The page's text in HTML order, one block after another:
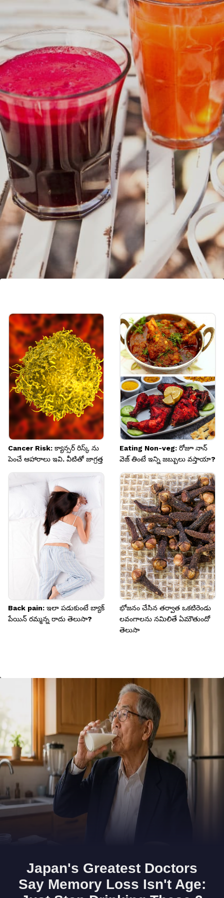
క్యారెట్, బీట్‌రూట్‌లలో విటమిన్ సి ఉంటుంది. ఇది చర్మ
ఆరోగ్యానికి చాలా మంచిది.
Image credits: Getty
Cancer Risk: క్యాన్సర్ రిస్క్ ను
పెంచే ఆహారాలు ఇవి. వీటితో జాగ్రత్త
Eating Non-veg: రోజూ నాన్
వెజ్ తింటే ఇన్ని జబ్బులు వస్తాయా?
Back pain: ఇలా పడుకుంటే బ్యాక్
పేయిన్ రమ్మన్న రాదు తెలుసా?
భోజనం చేసిన తర్వాత ఒకటిరెండు
లవంగాలను నమిలితే ఏమౌతుందో
తెలుసా